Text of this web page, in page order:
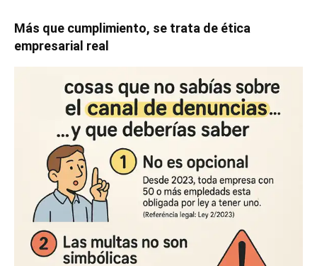
Más que cumplimiento, se trata de ética
empresarial real